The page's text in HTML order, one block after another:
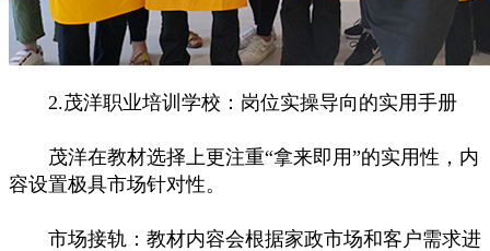
2.茂洋职业培训学校：岗位实操导向的实用手册
茂洋在教材选择上更注重“拿来即用”的实用性，内
容设置极具市场针对性。
市场接轨：教材内容会根据家政市场和客户需求进